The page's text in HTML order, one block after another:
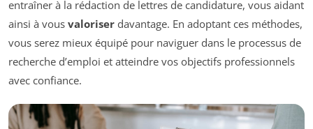
entraîner à la rédaction de lettres de candidature, vous aidant
ainsi à vous valoriser davantage. En adoptant ces méthodes,
vous serez mieux équipé pour naviguer dans le processus de
recherche d’emploi et atteindre vos objectifs professionnels
avec confiance.